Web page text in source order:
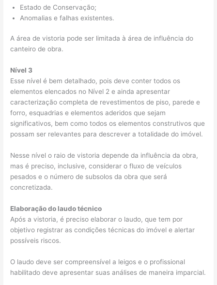
Estado de Conservação;
Anomalias e falhas existentes.
A área de vistoria pode ser limitada à área de influência do
canteiro de obra.
Nível 3
Esse nível é bem detalhado, pois deve conter todos os
elementos elencados no Nível 2 e ainda apresentar
caracterização completa de revestimentos de piso, parede e
forro, esquadrias e elementos aderidos que sejam
significativos, bem como todos os elementos construtivos que
possam ser relevantes para descrever a totalidade do imóvel.
Nesse nível o raio de vistoria depende da influência da obra,
mas é preciso, inclusive, considerar o fluxo de veículos
pesados e o número de subsolos da obra que será
concretizada.
Elaboração do laudo técnico
Após a vistoria, é preciso elaborar o laudo, que tem por
objetivo registrar as condições técnicas do imóvel e alertar
possíveis riscos.
O laudo deve ser compreensível a leigos e o profissional
habilitado deve apresentar suas análises de maneira imparcial.